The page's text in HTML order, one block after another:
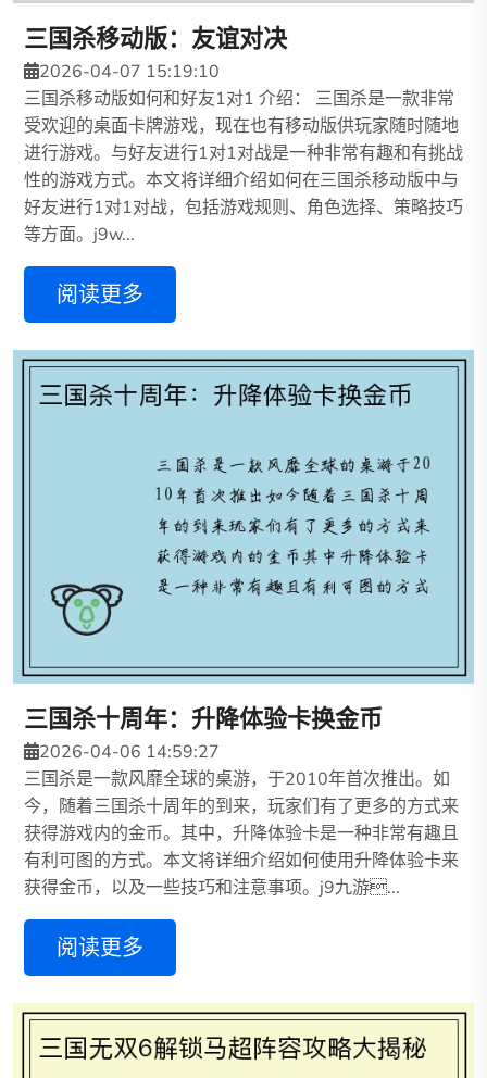
三国杀移动版：友谊对决
2026-04-07 15:19:10
三国杀移动版如何和好友1对1 介绍： 三国杀是一款非常
受欢迎的桌面卡牌游戏，现在也有移动版供玩家随时随地
进行游戏。与好友进行1对1对战是一种非常有趣和有挑战
性的游戏方式。本文将详细介绍如何在三国杀移动版中与
好友进行1对1对战，包括游戏规则、角色选择、策略技巧
等方面。j9w...
阅读更多
三国杀十周年：升降体验卡换金币
2026-04-06 14:59:27
三国杀是一款风靡全球的桌游，于2010年首次推出。如
今，随着三国杀十周年的到来，玩家们有了更多的方式来
获得游戏内的金币。其中，升降体验卡是一种非常有趣且
有利可图的方式。本文将详细介绍如何使用升降体验卡来
获得金币，以及一些技巧和注意事项。j9九游...
阅读更多